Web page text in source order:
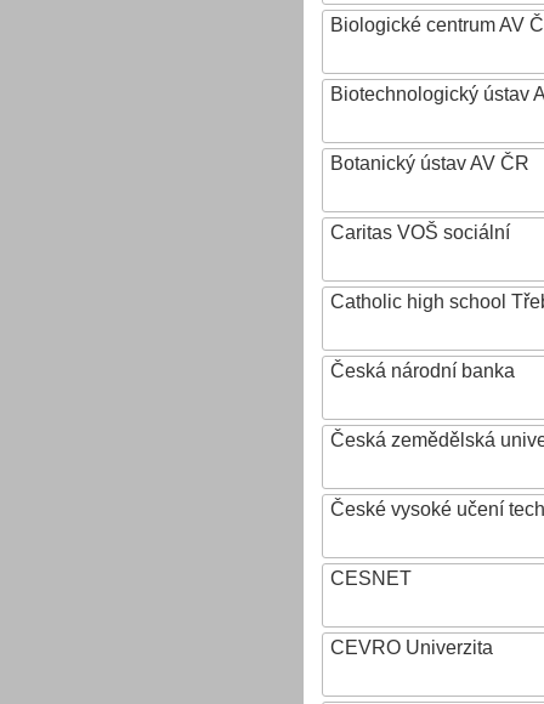
Biologické centrum AV
Biotechnologický ústav
Botanický ústav AV ČR
Caritas VOŠ sociální
Catholic high school
Česká národní banka
Česká zemědělská
České vysoké učení
CESNET
CEVRO Univerzita